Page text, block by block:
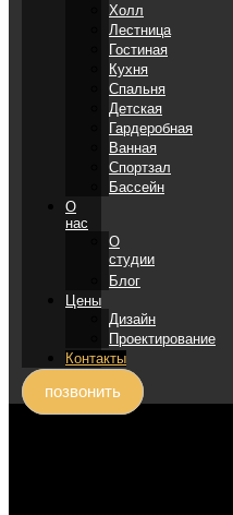
Холл
Лестница
Гостиная
Кухня
Спальня
Детская
Гардеробная
Ванная
Спортзал
Бассейн
О
нас
О
студии
Блог
Цены
Дизайн
Проектирование
Контакты
позвонить